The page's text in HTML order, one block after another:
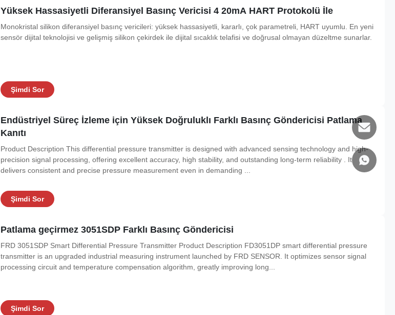
Yüksek Hassasiyetli Diferansiyel Basınç Vericisi 4 20mA HART Protokolü İle
Monokristal silikon diferansiyel basınç vericileri: yüksek hassasiyetli, kararlı, çok parametreli, HART uyumlu. En yeni
sensör dijital teknolojisi ve gelişmiş silikon çekirdek ile dijital sıcaklık telafisi ve doğrusal olmayan düzeltme sunarlar.
Şimdi Sor
Endüstriyel Süreç İzleme için Yüksek Doğruluklı Farklı Basınç Göndericisi Patlama
Kanıtı
Product Description This differential pressure transmitter is designed with advanced sensing technology and high-
precision signal processing, offering excellent accuracy, high stability, and outstanding long-term reliability . It
delivers consistent and precise pressure measurement even in demanding ...
Şimdi Sor
Patlama geçirmez 3051SDP Farklı Basınç Göndericisi
FRD 3051SDP Smart Differential Pressure Transmitter Product Description FD3051DP smart differential pressure
transmitter is an upgraded industrial measuring instrument launched by FRD SENSOR. It optimizes sensor signal
processing circuit and temperature compensation algorithm, greatly improving long...
Şimdi Sor